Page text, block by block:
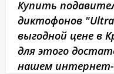
Купить
диктофонов
выгодной цене в
для этого
нашем интернет-